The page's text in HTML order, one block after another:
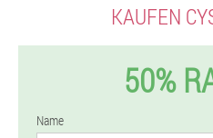
KAUFEN
50%
Name